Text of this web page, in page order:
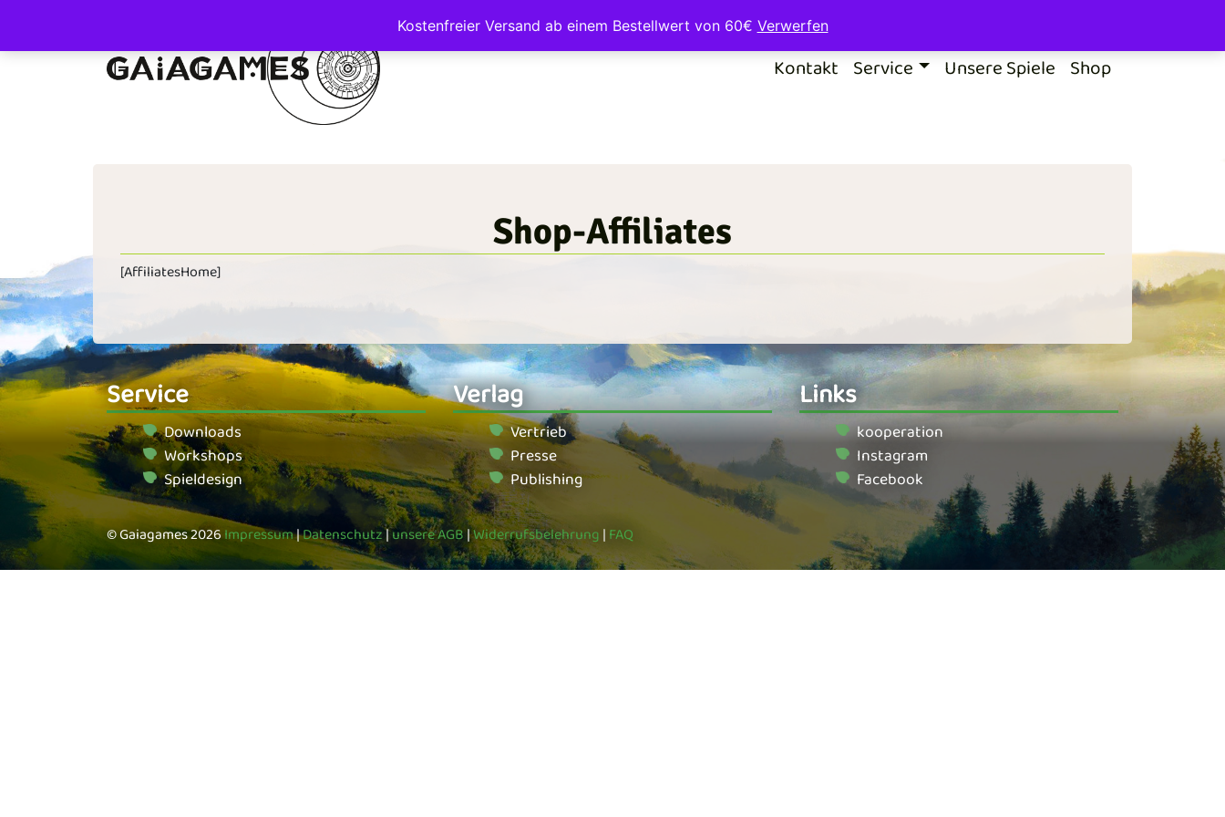
Kostenfreier Versand ab einem Bestellwert von 60€ Verwerfen
Main Navigation Kontakt Service Unsere Spiele Shop
Shop-Affiliates
[AffiliatesHome]
Service
Downloads
Workshops
Spieldesign
Verlag
Vertrieb
Presse
Publishing
Links
kooperation
Instagram
Facebook
© Gaiagames 2026Impressum|Datenschutz|unsere AGB|Widerrufsbelehrung | FAQ